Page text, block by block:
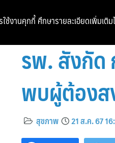
รพ. สังกัด
พบผู้ต้องส
สุขภาพ 21 ส.ค. 67
ใช้งานคุกกี้ ศึกษารายละเอียดเพิ่มเติม